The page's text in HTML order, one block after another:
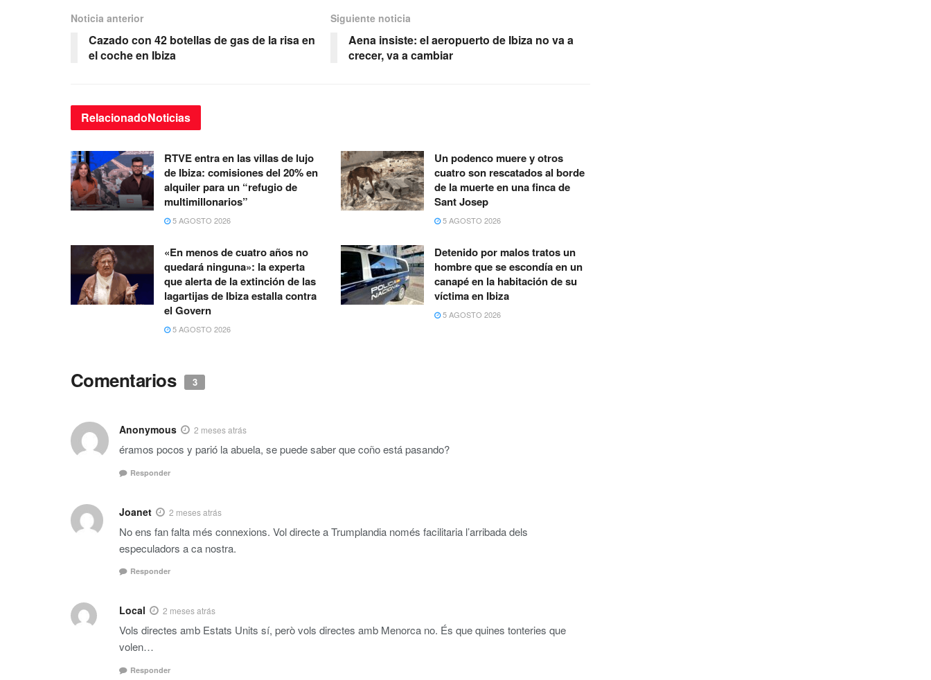
Noticia anterior
Cazado con 42 botellas de gas de la risa en
el coche en Ibiza
Siguiente noticia
Aena insiste: el aeropuerto de Ibiza no va a
crecer, va a cambiar
RelacionadoNoticias
RTVE entra en las villas de lujo
de Ibiza: comisiones del 20% en
alquiler para un “refugio de
multimillonarios”
5 AGOSTO 2026
Un podenco muere y otros
cuatro son rescatados al borde
de la muerte en una finca de
Sant Josep
5 AGOSTO 2026
«En menos de cuatro años no
quedará ninguna»: la experta
que alerta de la extinción de las
lagartijas de Ibiza estalla contra
el Govern
5 AGOSTO 2026
Detenido por malos tratos un
hombre que se escondía en un
canapé en la habitación de su
víctima en Ibiza
5 AGOSTO 2026
Comentarios 3
Anonymous 2 meses atrás
éramos pocos y parió la abuela, se puede saber que coño está pasando?
Responder
Joanet 2 meses atrás
No ens fan falta més connexions. Vol directe a Trumplandia només facilitaria l’arribada dels
especuladors a ca nostra.
Responder
Local 2 meses atrás
Vols directes amb Estats Units sí, però vols directes amb Menorca no. És que quines tonteries que
volen…
Responder